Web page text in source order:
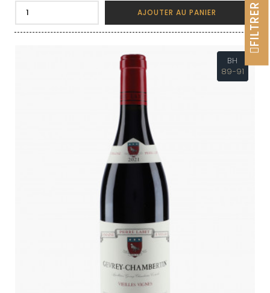
AJOUTER AU PANIER
BH
89-91
FILTRER